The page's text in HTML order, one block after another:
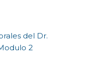
del Dr.
2